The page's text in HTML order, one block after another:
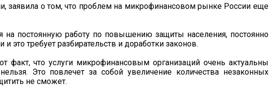
заявила о том, что проблем на микрофинансовом рынке России еще
на постоянную работу по повышению защиты населения, постоянно
это требует разбирательств и доработки законов.
факт, что услуги микрофинансовым организаций очень актуальны
Это повлечет за собой увеличение количества незаконных
не сможет.